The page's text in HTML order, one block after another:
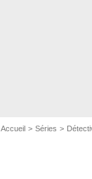
Accueil Séries